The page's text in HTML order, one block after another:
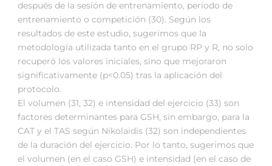
después de la sesión de entrenamiento, periodo de
entrenamiento o competición (30). Según los
resultados de este estudio, sugerimos que la
metodología utilizada tanto en el grupo RP y R, no solo
recuperó los valores iniciales, sino que mejoraron
significativamente (p<0.05) tras la aplicación del
protocolo.
El volumen (31, 32) e intensidad del ejercicio (33) son
factores determinantes para GSH, sin embargo, para la
CAT y el TAS según Nikolaidis (32) son independientes
de la duración del ejercicio. Por lo tanto, sugerimos que
el volumen (en el caso GSH) e intensidad (en el caso de